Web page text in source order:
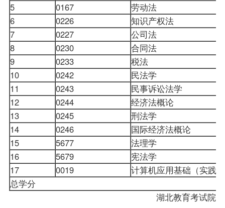
5
0167
劳动法
6
0226
知识产权法
7
0227
公司法
8
0230
合同法
9
0233
税法
10
0242
民法学
11
0243
民事诉讼法学
12
0244
经济法概论
13
0245
刑法学
14
0246
国际经济法概论
15
5677
法理学
16
5679
宪法学
17
0019
计算机应用基础（实
总学分
湖北教育考试院